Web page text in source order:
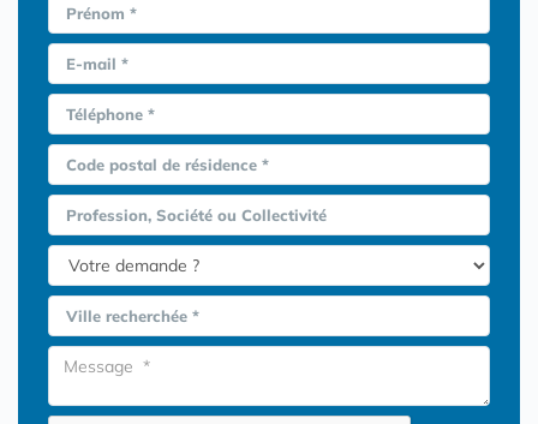
Prénom *
E-mail *
Téléphone *
Code postal de résidence *
Profession, Société ou Collectivité
Ville recherchée *